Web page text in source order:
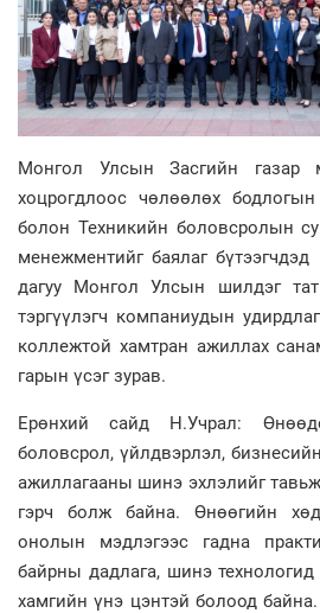
Монгол Улсын Засгийн газар
хоцрогдлоос чөлөөлөх
болон Техникийн боловсролын
менежментийг баялаг
дагуу Монгол Улсын шилдэг
тэргүүлэгч компаниудын
коллежтой хамтран ажиллах
гарын үсэг зурав.
Ерөнхий сайд Н.Учрал:
боловсрол, үйлдвэрлэл,
ажиллагааны шинэ эхлэлийг
гэрч болж байна. Өнөөгийн
онолын мэдлэгээс гадна
байрны дадлага, шинэ
хамгийн үнэ цэнтэй болоод байна.